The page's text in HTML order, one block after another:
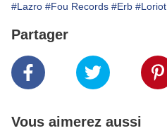
#Lazro #Fou Records #Erb #Loriot
Partager
Vous aimerez aussi